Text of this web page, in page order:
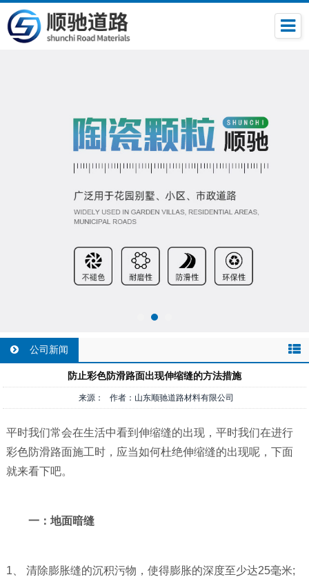
公司新闻
防止彩色防滑路面出现伸缩缝的方法措施
来源： 作者：山东顺驰道路材料有限公司
平时我们常会在生活中看到伸缩缝的出现，平时我们在进行
彩色防滑路面施工时，应当如何杜绝伸缩缝的出现呢，下面
就来看下吧。
一：地面暗缝
1、 清除膨胀缝的沉积污物，使得膨胀的深度至少达25毫米;